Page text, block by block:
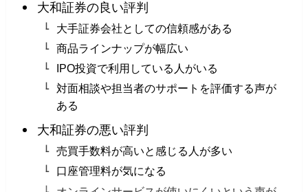
大和証券の良い評判
大手証券会社としての信頼感がある
商品ラインナップが幅広い
IPO投資で利用している人がいる
対面相談や担当者のサポートを評価する声が
ある
大和証券の悪い評判
売買手数料が高いと感じる人が多い
口座管理料が気になる